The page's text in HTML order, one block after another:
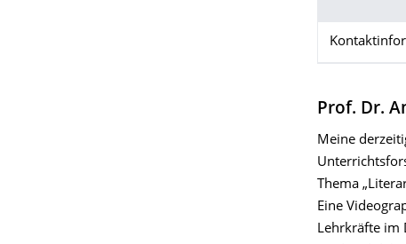
Prof. Dr.
Meine
Thema
Eine
Lehrkräfte im